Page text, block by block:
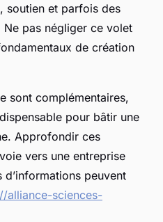
soutien et parfois des
pas négliger ce volet
de création
sont complémentaires,
pour bâtir une
Approfondir ces
vers une entreprise
peuvent
alliance-sciences-